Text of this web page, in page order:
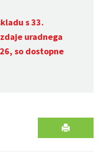
s 33.
uradnega
so dostopne